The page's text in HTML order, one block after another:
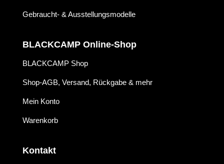
Gebraucht- & Ausstellungsmodelle
BLACKCAMP Online-Shop
BLACKCAMP Shop
Shop-AGB, Versand, Rückgabe & mehr
Mein Konto
Warenkorb
Kontakt